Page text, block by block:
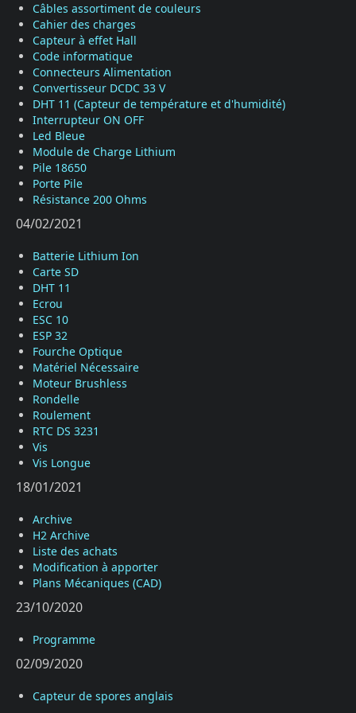
Câbles assortiment de couleurs
Cahier des charges
Capteur à effet Hall
Code informatique
Connecteurs Alimentation
Convertisseur DCDC 33 V
DHT 11 (Capteur de température et d'humidité)
Interrupteur ON OFF
Led Bleue
Module de Charge Lithium
Pile 18650
Porte Pile
Résistance 200 Ohms
04/02/2021
Batterie Lithium Ion
Carte SD
DHT 11
Ecrou
ESC 10
ESP 32
Fourche Optique
Matériel Nécessaire
Moteur Brushless
Rondelle
Roulement
RTC DS 3231
Vis
Vis Longue
18/01/2021
Archive
H2 Archive
Liste des achats
Modification à apporter
Plans Mécaniques (CAD)
23/10/2020
Programme
02/09/2020
Capteur de spores anglais